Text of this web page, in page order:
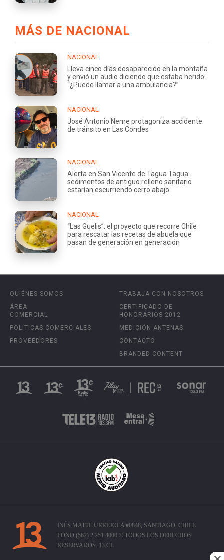
MÁS DE NACIONAL
NACIONAL
Lleva cinco días desaparecido en la montaña
y envió un audio diciendo que estaba herido:
“¿Puede llamar a una ambulancia?”
NACIONAL
José Antonio Neme protagoniza accidente
de tránsito en Las Condes
NACIONAL
Alerta en San Vicente de Tagua Tagua:
sedimentos de antiguo relleno sanitario
estarían escurriendo cerro abajo
NACIONAL
“Las Guelis”: el proyecto que recorre Chile
para rescatar las recetas de abuela que
pasan de generación en generación
QUIÉNES SOMOS
ÁREA
COMERCIAL
POLÍTICAS COMERCIALES
PROVEEDORES
TRABAJA CON NOSOTROS
CERTIFICADO DE
HONORARIOS 2012
MEDICIÓN ANTENAS
CONTACTO
BRANDED CONTENT
INÉS MATTE URREJOLA #0848, SANTIAGO, CHILE
FONO (562) 2 251 4000 © TODOS LOS DERECHOS
RESERVADOS. 13.CL